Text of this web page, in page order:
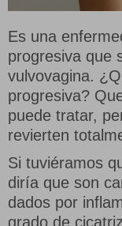
Es una
progresiva que
vulvovagina.
progresiva?
puede tratar,
revierten
Si tuviéramos
diría que son
dados por
grado de